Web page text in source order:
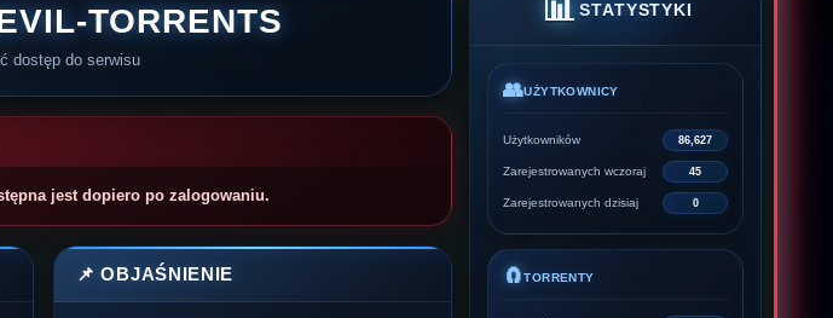
📊 STATYSTYKI
👥UŻYTKOWNICY
Użytkowników 86,627
Zarejestrowanych wczoraj 45
Zarejestrowanych dzisiaj 0
🧲TORRENTY
TORRENTS
dostęp do serwisu
jest dopiero po zalogowaniu.
📌 OBJAŚNIENIE